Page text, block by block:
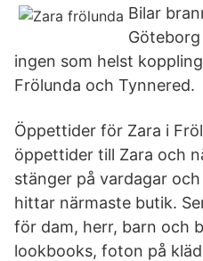
Bilar
ingen som helst
Frölunda och Tynnered.
Öppettider för Zara i
öppettider till Zara och
stänger på vardagar
hittar närmaste butik.
för dam, herr, barn och
lookbooks, foton på